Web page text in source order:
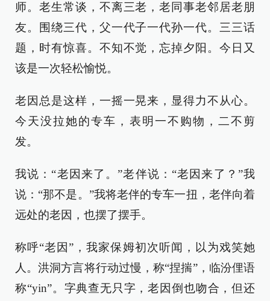
师。老生常谈，不离三老，老同事老邻居老朋
友。围绕三代，父一代子一代孙一代。三三话
题，时有惊喜。不知不觉，忘掉夕阳。今日又
该是一次轻松愉悦。
老因总是这样，一摇一晃来，显得力不从心。
今天没拉她的专车，表明一不购物，二不剪
发。
我说：“老因来了。”老伴说：“老因来了？”我
说：“那不是。”我将老伴的专车一扭，老伴向着
远处的老因，也摆了摆手。
称呼“老因”，我家保姆初次听闻，以为戏笑她
人。洪洞方言将行动过慢，称“捏揣”，临汾俚语
称“yin”。字典查无只字，老因倒也吻合，但还